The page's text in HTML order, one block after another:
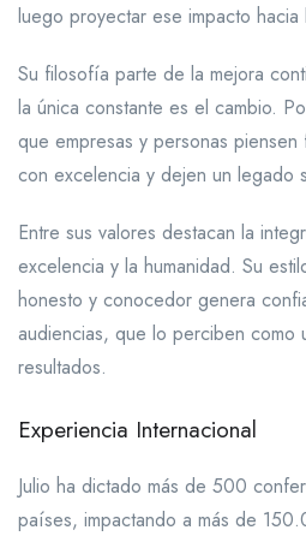
luego proyectar ese impacto
Su filosofía parte de la mejora
la única constante es el cambio.
que empresas y personas
con excelencia y dejen un legado
Entre sus valores destacan la
excelencia y la humanidad. Su
honesto y conocedor genera
audiencias, que lo perciben como
resultados.
Experiencia Internacional
Julio ha dictado más de 500
países, impactando a más de